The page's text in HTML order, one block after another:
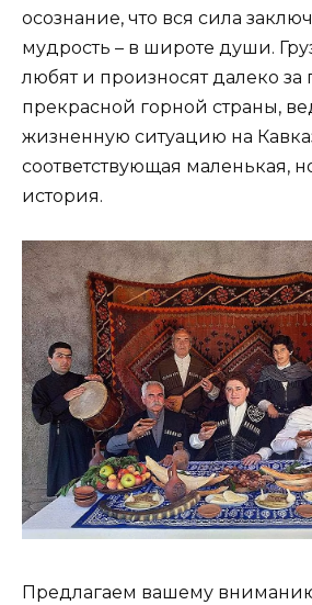
осознание, что вся сила
мудрость – в широте души.
любят и произносят далеко за
прекрасной горной страны,
жизненную ситуацию на
соответствующая маленькая,
история.
Предлагаем вашему